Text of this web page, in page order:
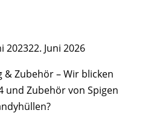
202322. Juni 2026
Zubehör – Wir blicken
und Zubehör von Spigen